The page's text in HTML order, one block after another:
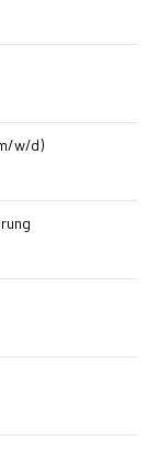
w/d)